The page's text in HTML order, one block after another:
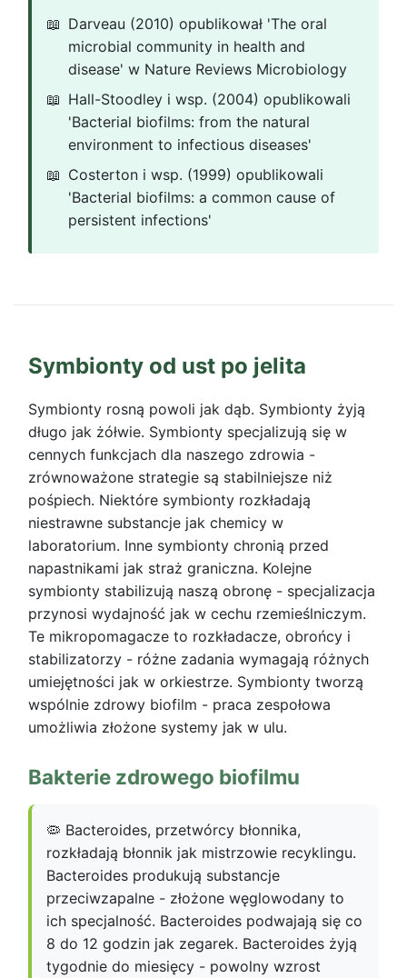
Darveau (2010) opublikował 'The oral
microbial community in health and
disease' w Nature Reviews Microbiology
Hall-Stoodley i wsp. (2004) opublikowali
'Bacterial biofilms: from the natural
environment to infectious diseases'
Costerton i wsp. (1999) opublikowali
'Bacterial biofilms: a common cause of
persistent infections'
Symbionty od ust po jelita
Symbionty rosną powoli jak dąb. Symbionty żyją
długo jak żółwie. Symbionty specjalizują się w
cennych funkcjach dla naszego zdrowia -
zrównoważone strategie są stabilniejsze niż
pośpiech. Niektóre symbionty rozkładają
niestrawne substancje jak chemicy w
laboratorium. Inne symbionty chronią przed
napastnikami jak straż graniczna. Kolejne
symbionty stabilizują naszą obronę - specjalizacja
przynosi wydajność jak w cechu rzemieślniczym.
Te mikropomagacze to rozkładacze, obrońcy i
stabilizatorzy - różne zadania wymagają różnych
umiejętności jak w orkiestrze. Symbionty tworzą
wspólnie zdrowy biofilm - praca zespołowa
umożliwia złożone systemy jak w ulu.
Bakterie zdrowego biofilmu
🦠 Bacteroides, przetwórcy błonnika,
rozkładają błonnik jak mistrzowie recyklingu.
Bacteroides produkują substancje
przeciwzapalne - złożone węglowodany to
ich specjalność. Bacteroides podwajają się co
8 do 12 godzin jak zegarek. Bacteroides żyją
tygodnie do miesięcy - powolny wzrost